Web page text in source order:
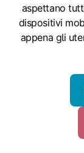
aspettano
dispositivi
appena gli